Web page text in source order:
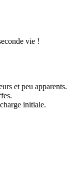
vie !
et peu apparents.
initiale.